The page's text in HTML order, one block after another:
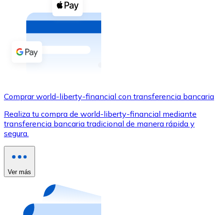
Transferencia SEPA
Comprar con Transferencia
Comprar con tarjeta
Tienda - Tarjetas regalo
Nuevo
Compra tarjetas regalo de tus marcas favoritas con
Ir a la tienda de tarjetas regalo
Comprar world-liberty-financial con transferencia bancaria
Realiza tu compra de world-liberty-financial mediante
transferencia bancaria tradicional de manera rápida y
segura.
Ver más